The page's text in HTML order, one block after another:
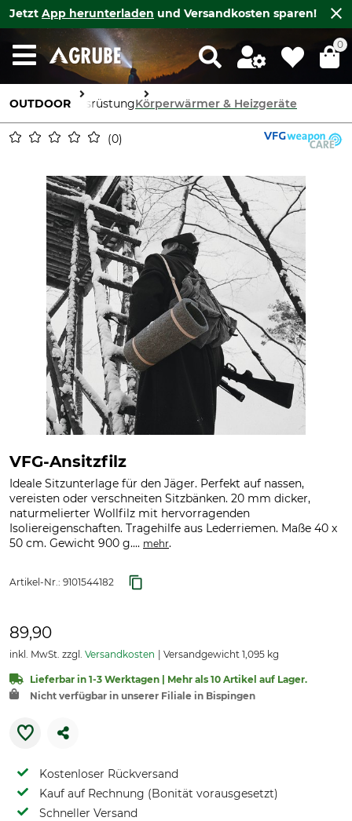
Jetzt App herunterladen und Versandkosten sparen!
0
OUTDOOR AusrüstungKörperwärmer & Heizgeräte
0
VFG-Ansitzfilz
Ideale Sitzunterlage für den Jäger. Perfekt auf nassen,
vereisten oder verschneiten Sitzbänken. 20 mm dicker,
naturmelierter Wollfilz mit hervorragenden
Isoliereigenschaften. Tragehilfe aus Lederriemen. Maße 40 x
50 cm. Gewicht 900 g.... mehr.
Artikel-Nr.: 9101544182
89,90
inkl. MwSt. zzgl. Versandkosten Versandgewicht 1,095 kg
Lieferbar in 1-3 Werktagen | Mehr als 10 Artikel auf Lager.
Nicht verfügbar in unserer Filiale in Bispingen
Kostenloser Rückversand
Kauf auf Rechnung (Bonität vorausgesetzt)
Schneller Versand